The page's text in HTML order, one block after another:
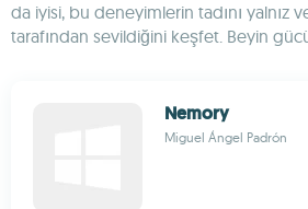
da iyisi, bu deneyimlerin tadını
tarafından sevildiğini keşfet. Beyin
Nemory
Miguel Ángel Padrón